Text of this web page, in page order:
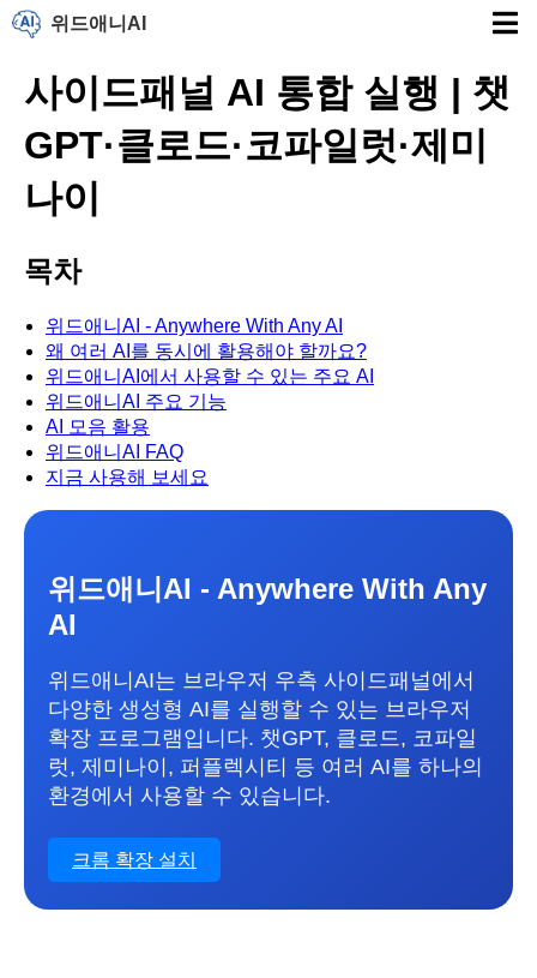
위드애니AI
사이드패널 AI 통합 실행 | 챗
GPT·클로드·코파일럿·제미
나이
목차
위드애니AI - Anywhere With Any AI
왜 여러 AI를 동시에 활용해야 할까요?
위드애니AI에서 사용할 수 있는 주요 AI
위드애니AI 주요 기능
AI 모음 활용
위드애니AI FAQ
지금 사용해 보세요
위드애니AI - Anywhere With Any
AI
위드애니AI는 브라우저 우측 사이드패널에서
다양한 생성형 AI를 실행할 수 있는 브라우저
확장 프로그램입니다. 챗GPT, 클로드, 코파일
럿, 제미나이, 퍼플렉시티 등 여러 AI를 하나의
환경에서 사용할 수 있습니다.
크롬 확장 설치